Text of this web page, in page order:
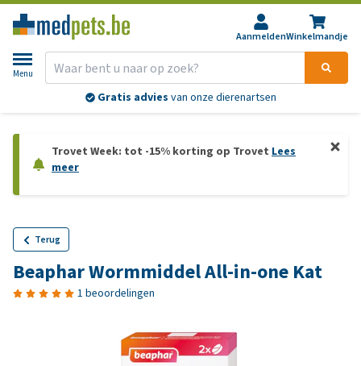
AanmeldenWinkelmandje
Menu
Gratis advies van onze dierenartsen
Trovet Week: tot -15% korting op Trovet Lees
meer
Terug
Beaphar Wormmiddel All-in-one Kat
1 beoordelingen